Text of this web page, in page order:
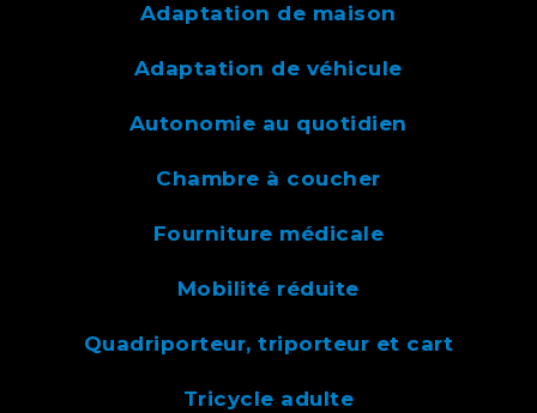
Adaptation de maison
Adaptation de véhicule
Autonomie au quotidien
Chambre à coucher
Fourniture médicale
Mobilité réduite
Quadriporteur, triporteur et cart
Tricycle adulte